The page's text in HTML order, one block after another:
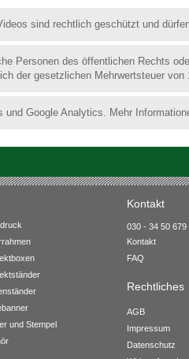
sind rechtlich geschützt und
Personen des öffentlichen Rechts
der gesetzlichen Mehrwertsteuer von
und Google Analytics. Mehr
Kontakt
und Stempel
030 - 34 50 679
Kontakt
FAQ
Rechtliches
AGB
Impressum
Datenschutz